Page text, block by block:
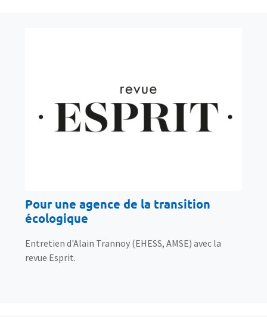
Pour une agence de la transition
écologique
Entretien d'Alain Trannoy (EHESS, AMSE) avec la
revue Esprit.